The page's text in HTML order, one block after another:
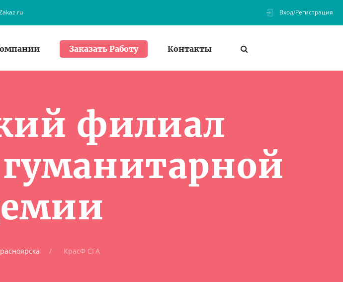
Вход/Регистрация
Заказать Работу Контакты
филиал
КрасФ СГА